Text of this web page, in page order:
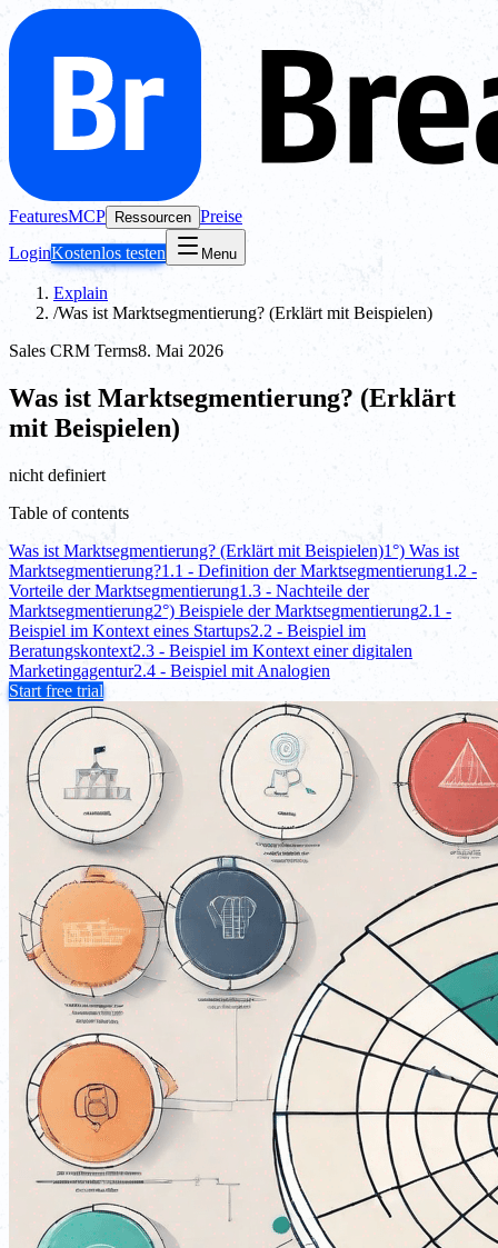
FeaturesMCP Ressourcen Preise
LoginKostenlos testen Menu
Explain
/Was ist Marktsegmentierung? (Erklärt mit Beispielen)
Sales CRM Terms8. Mai 2026
Was ist Marktsegmentierung? (Erklärt
mit Beispielen)
nicht definiert
Table of contents
Was ist Marktsegmentierung? (Erklärt mit Beispielen)1°) Was ist
Marktsegmentierung?1.1 - Definition der Marktsegmentierung1.2 -
Vorteile der Marktsegmentierung1.3 - Nachteile der
Marktsegmentierung2°) Beispiele der Marktsegmentierung2.1 -
Beispiel im Kontext eines Startups2.2 - Beispiel im
Beratungskontext2.3 - Beispiel im Kontext einer digitalen
Marketingagentur2.4 - Beispiel mit Analogien
Start free trial